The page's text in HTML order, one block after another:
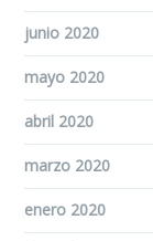
junio 2020
mayo 2020
abril 2020
marzo 2020
enero 2020